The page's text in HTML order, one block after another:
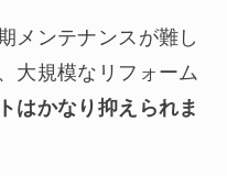
メンテナンスが難し
大規模なリフォーム
はかなり抑えられま